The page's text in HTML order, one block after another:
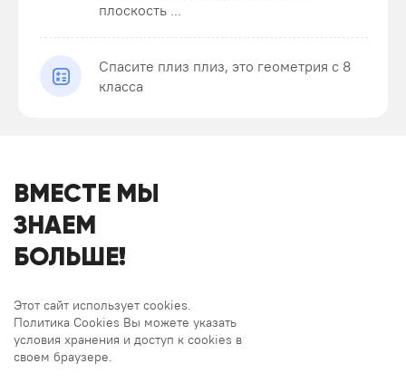
плоскость ...
Спасите плиз плиз, это геометрия с 8
класса
ВМЕСТЕ МЫ
ЗНАЕМ
БОЛЬШЕ!
Этот сайт использует cookies.
Политика Cookies Вы можете указать
условия хранения и доступ к cookies в
своем браузере.